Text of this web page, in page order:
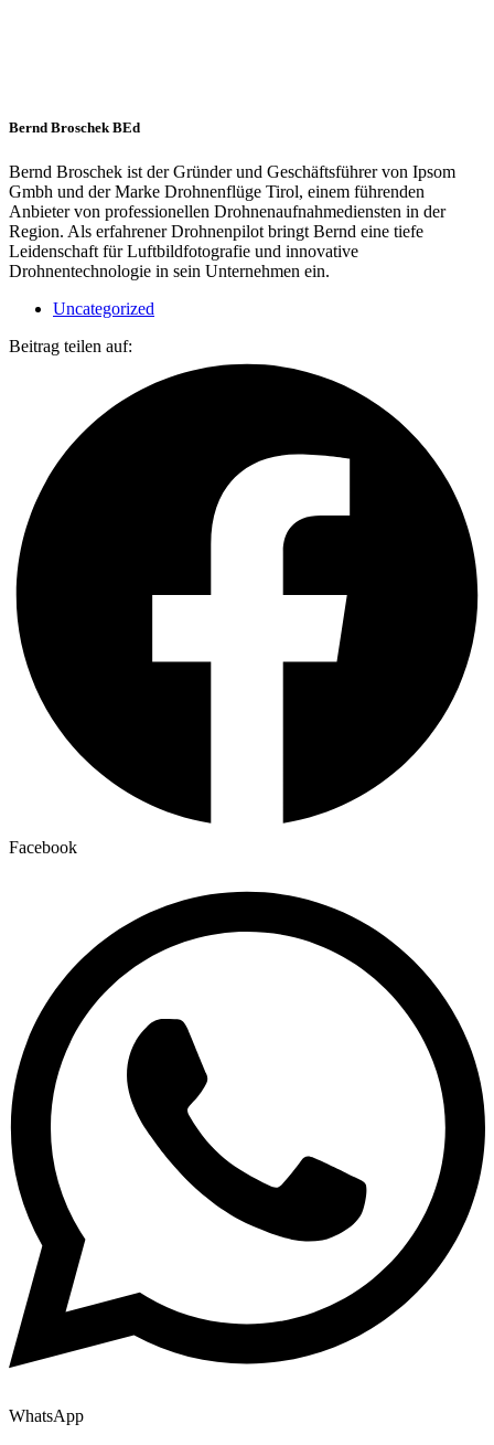
Bernd Broschek BEd
Bernd Broschek ist der Gründer und Geschäftsführer von Ipsom
Gmbh und der Marke Drohnenflüge Tirol, einem führenden
Anbieter von professionellen Drohnenaufnahmediensten in der
Region. Als erfahrener Drohnenpilot bringt Bernd eine tiefe
Leidenschaft für Luftbildfotografie und innovative
Drohnentechnologie in sein Unternehmen ein.
Uncategorized
Beitrag teilen auf:
Facebook
WhatsApp